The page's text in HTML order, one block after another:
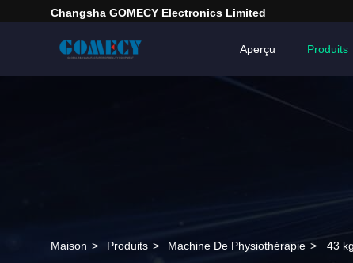
Changsha GOMECY Electronics Limited
Aperçu Produits
Maison > Produits > Machine De Physiothérapie > 43